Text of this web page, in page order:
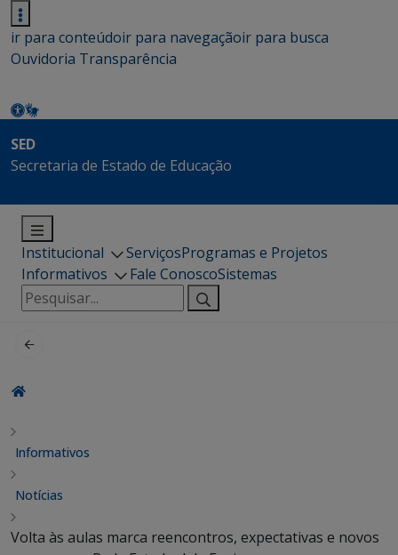
ir para conteúdoir para navegaçãoir para busca
Ouvidoria Transparência
SED
Secretaria de Estado de Educação
Institucional ServiçosProgramas e Projetos
Informativos
Fale ConoscoSistemas
Pesquisar
por:
Informativos
Notícias
Volta às aulas marca reencontros, expectativas e novos